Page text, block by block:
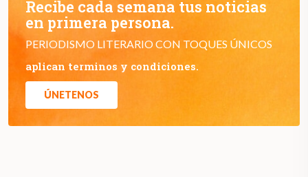
Recibe cada semana tus noticias
en primera persona.
PERIODISMO LITERARIO CON TOQUES ÚNICOS
aplican terminos y condiciones.
ÚNETENOS